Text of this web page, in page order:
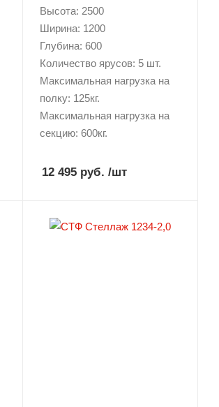
Высота: 2500
Ширина: 1200
Глубина: 600
Количество ярусов: 5 шт.
Максимальная нагрузка на
полку: 125кг.
Максимальная нагрузка на
секцию: 600кг.
12 495 руб. /шт